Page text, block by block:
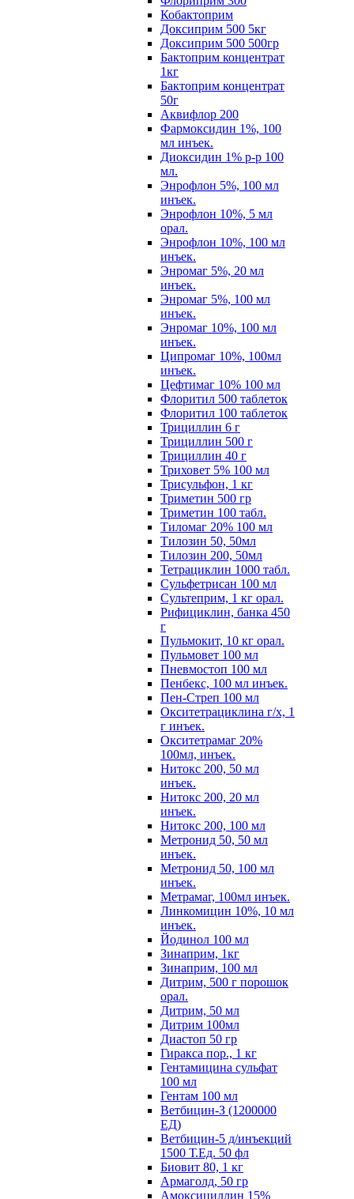
Кобактоприм
Доксиприм 500 5кг
Доксиприм 500 500гр
Бактоприм концентрат
1кг
Бактоприм концентрат
50г
Аквифлор 200
Фармоксидин 1%, 100
мл инъек.
Диоксидин 1% р-р 100
мл.
Энрофлон 5%, 100 мл
инъек.
Энрофлон 10%, 5 мл
орал.
Энрофлон 10%, 100 мл
инъек.
Энромаг 5%, 20 мл
инъек.
Энромаг 5%, 100 мл
инъек.
Энромаг 10%, 100 мл
инъек.
Ципромаг 10%, 100мл
инъек.
Цефтимаг 10% 100 мл
Флоритил 500 таблеток
Флоритил 100 таблеток
Трициллин 6 г
Трициллин 500 г
Трициллин 40 г
Триховет 5% 100 мл
Трисульфон, 1 кг
Триметин 500 гр
Триметин 100 табл.
Тиломаг 20% 100 мл
Тилозин 50, 50мл
Тилозин 200, 50мл
Тетрациклин 1000 табл.
Сульфетрисан 100 мл
Сультеприм, 1 кг орал.
Рифициклин, банка 450
г
Пульмокит, 10 кг орал.
Пульмовет 100 мл
Пневмостоп 100 мл
Пенбекс, 100 мл инъек.
Пен-Стреп 100 мл
Окситетрациклина г/х, 1
г инъек.
Окситетрамаг 20%
100мл, инъек.
Нитокс 200, 50 мл
инъек.
Нитокс 200, 20 мл
инъек.
Нитокс 200, 100 мл
Метронид 50, 50 мл
инъек.
Метронид 50, 100 мл
инъек.
Метрамаг, 100мл инъек.
Линкомицин 10%, 10 мл
инъек.
Йодинол 100 мл
Зинаприм, 1кг
Зинаприм, 100 мл
Дитрим, 500 г порошок
орал.
Дитрим, 50 мл
Дитрим 100мл
Диастоп 50 гр
Гиракса пор., 1 кг
Гентамицина сульфат
100 мл
Гентам 100 мл
Ветбицин-З (1200000
ЕД)
Ветбицин-5 д/инъекций
1500 Т.Ед. 50 фл
Биовит 80, 1 кг
Армаголд, 50 гр
Амоксициллин 15%